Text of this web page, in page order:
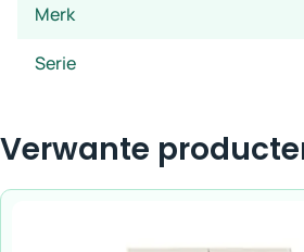
Merk
Serie
Verwante